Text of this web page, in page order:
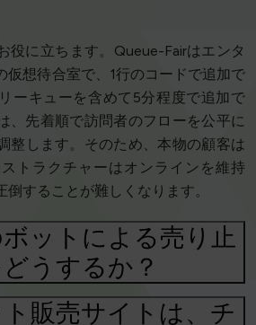
役に立ちます。Queue-Fairはエンタ
仮想待合室で、1行のコードで追加で
ーキューを含めて5分程度で追加で
、先着順で訪問者のフローを公平に
整します。そのため、本物の顧客は
トラクチャーはオンラインを維持
倒することが難しくなります。
ットによる売り止
うするか？
販売サイトは、チ